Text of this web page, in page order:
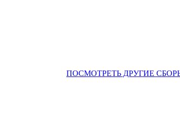
ПОСМОТРЕТЬ ДРУГИЕ